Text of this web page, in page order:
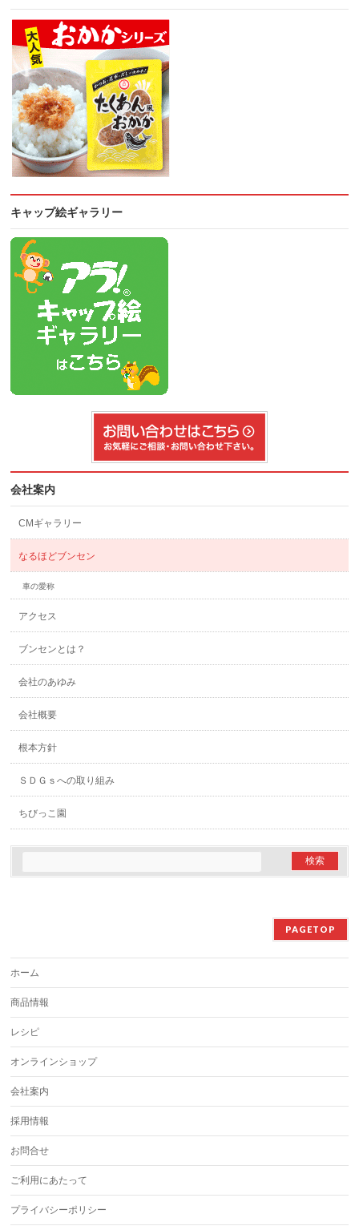
キャップ絵ギャラリー
会社案内
CMギャラリー
なるほどブンセン
車の愛称
アクセス
ブンセンとは？
会社のあゆみ
会社概要
根本方針
ＳＤＧｓへの取り組み
ちびっこ園
PAGETOP
ホーム
商品情報
レシピ
オンラインショップ
会社案内
採用情報
お問合せ
ご利用にあたって
プライバシーポリシー